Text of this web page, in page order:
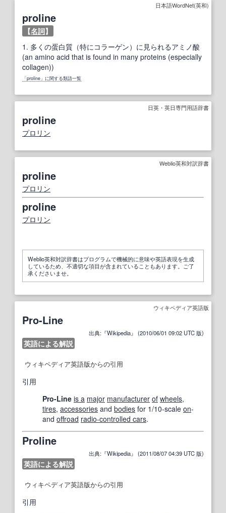
日本語WordNet(英和)
proline
【名詞】
1. 多くの蛋白質（特にコラーゲン）に見られるアミノ酸
(an amino acid that is found in many proteins (especially
collagen))
「proline」に関する類語一覧
日英・英日専門用語辞書
proline
プロリン
Weblio英和対訳辞書
proline
プロリン
proline
プロリン
Weblio英和対訳辞書はプログラムで機械的に意味や英語表現を生成
しているため、不適切な項目が含まれていることもあります。ご了
承くださいませ。
ウィキペディア英語版
Pro-Line
出典:『Wikipedia』 (2010/06/01 09:02 UTC 版)
英語による解説
ウィキペディア英語版からの引用
引用
Pro-Line is a major manufacturer of wheels,
tires, accessories and bodies for 1/10-scale on-
and offroad radio-controlled cars.
Proline
出典:『Wikipedia』 (2011/08/07 04:39 UTC 版)
英語による解説
ウィキペディア英語版からの引用
引用